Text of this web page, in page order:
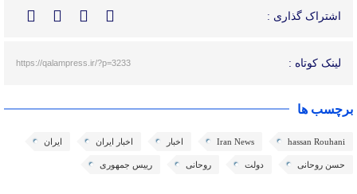
اشتراک گذاری :
لینک کوتاه : https://qalampress.ir/?p=3233
برچسب ها
hassan Rouhani
Iran News اخبار اخبار ایران ایران
حسن روحانی دولت روحانی رییس جمهوری